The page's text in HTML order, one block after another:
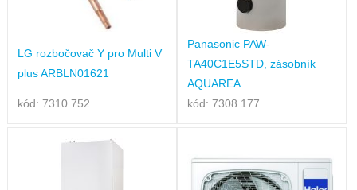
LG rozbočovač Y pro Multi V
plus ARBLN01621
kód: 7310.752
Panasonic PAW-
TA40C1E5STD, zásobník
AQUAREA
kód: 7308.177